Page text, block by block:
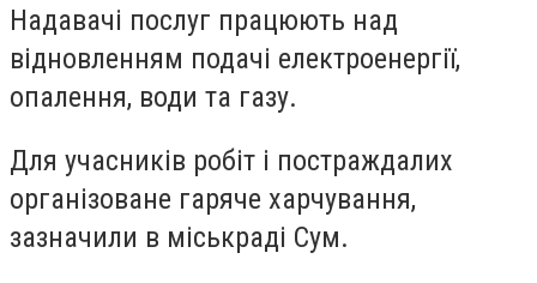
Надавачі послуг працюють над
відновленням подачі електроенергії,
опалення, води та газу.
Для учасників робіт і постраждалих
організоване гаряче харчування,
зазначили в міськраді Сум.